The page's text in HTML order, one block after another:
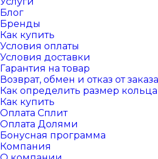
Блог
Бренды
Как купить
Условия оплаты
Условия доставки
Гарантия на товар
Возврат, обмен и отказ от заказа
Как определить размер кольца
Как купить
Оплата Сплит
Оплата Долями
Бонусная программа
Компания